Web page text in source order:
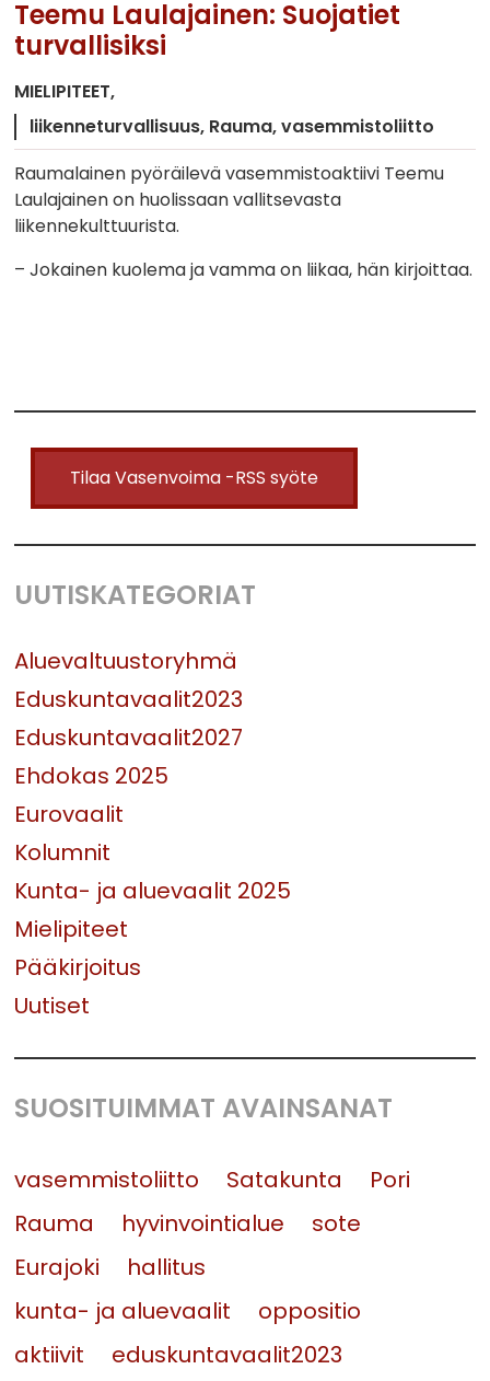
Teemu Laulajainen: Suojatiet
turvallisiksi
MIELIPITEET
liikenneturvallisuus Rauma vasemmistoliitto
Raumalainen pyöräilevä vasemmistoaktiivi Teemu
Laulajainen on huolissaan vallitsevasta
liikennekulttuurista.
– Jokainen kuolema ja vamma on liikaa, hän kirjoittaa.
Tilaa Vasenvoima -RSS syöte
UUTISKATEGORIAT
Aluevaltuustoryhmä
Eduskuntavaalit2023
Eduskuntavaalit2027
Ehdokas 2025
Eurovaalit
Kolumnit
Kunta- ja aluevaalit 2025
Mielipiteet
Pääkirjoitus
Uutiset
SUOSITUIMMAT AVAINSANAT
vasemmistoliitto Satakunta
Pori
Rauma
hyvinvointialue
sote
Eurajoki
hallitus
kunta- ja aluevaalit
oppositio
aktiivit
eduskuntavaalit2023